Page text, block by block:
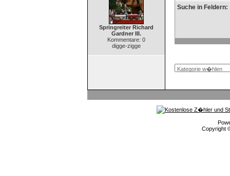
Springreiter Richard
Gardner III.
Kommentare: 0
digge-zigge
Suche in Feldern:
Copyright